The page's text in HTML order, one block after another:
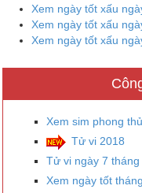
Xem ngày tốt xấu
Xem ngày tốt xấu
Xem ngày tốt xấu
Xem sim phong
Tử vi 2018
Tử vi ngày 7
Xem ngày tốt